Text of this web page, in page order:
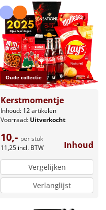
Oude collectie
Kerstmomentje
Inhoud: 12 artikelen
Voorraad: Uitverkocht
10,- per stuk
11,25 incl. BTW Inhoud
Vergelijken
Verlanglijst